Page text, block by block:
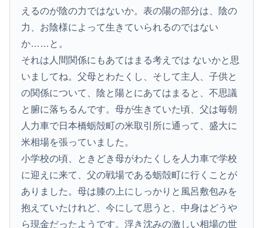
えるのが陰の力ではないか。表の陽の部分は、陰の
力、お陰様によって生きていられるのではない
か……と。
それは人間関係にもあてはまる考えでは ないかと思
いましてね。父母とわたくし、そして主人、子供と
の関係について、陰と陽とにあてはまると、不思議
と腑に落ちるんです。母が生きていた頃、父は毎朝
人力車で日本橋蛎殻町の米取引所に通って、盛大に
米相場を張っていました。
小学校の頃、ときどき母がわたくしを人力車で学校
に迎えに来て、父の戦場である蛎殻町に行くことが
ありました。母は膝の上にしっかりと風呂敷包みを
抱えていたけれど、今にして思うと、中身はどうや
ら現金だったようです。浮き沈みの激しい相場の世